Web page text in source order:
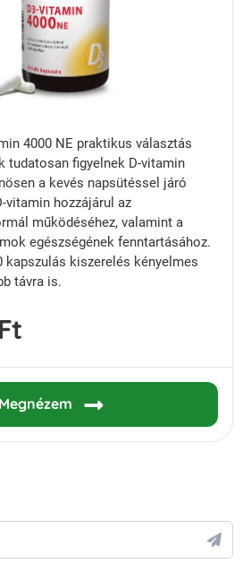
4000 NE praktikus választás
tudatosan figyelnek D-vitamin
a kevés napsütéssel járó
vitamin hozzájárul az
működéséhez, valamint a
egészségének fenntartásához.
kapszulás kiszerelés kényelmes
távra is.
Megnézem